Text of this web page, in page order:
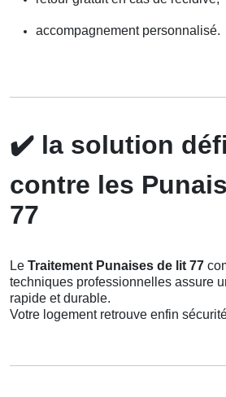
accompagnement personnalisé.
✔️ la solution
contre les
77
Le Traitement Punaises de lit 77
techniques professionnelles assure
rapide et durable.
Votre logement retrouve enfin